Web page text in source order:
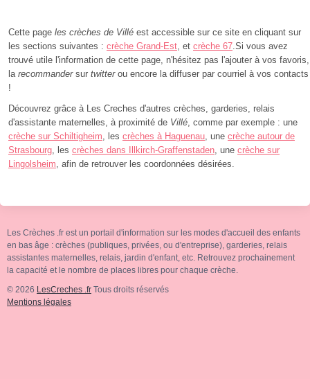
Cette page les crèches de Villé est accessible sur ce site en cliquant sur
les sections suivantes : crèche Grand-Est, et crèche 67.Si vous avez
trouvé utile l'information de cette page, n'hésitez pas l'ajouter à vos favoris,
la recommandersur twitterou encore la diffuser par courriel à vos contacts
!
Découvrez grâce à Les Creches d'autres crèches, garderies, relais
d'assistante maternelles, à proximité de Villé, comme par exemple : une
crèche sur Schiltigheim, les crèches à Haguenau, une crèche autour de
Strasbourg, les crèches dans Illkirch-Graffenstaden, une crèche sur
Lingolsheim, afin de retrouver les coordonnées désirées.
Les Crèches .fr est un portail d'information sur les modes d'accueil des enfants
en bas âge : crèches (publiques, privées, ou d'entreprise), garderies, relais
assistantes maternelles, relais, jardin d'enfant, etc. Retrouvez prochainement
la capacité et le nombre de places libres pour chaque crèche.
© 2026 LesCreches .fr Tous droits réservés
Mentions légales